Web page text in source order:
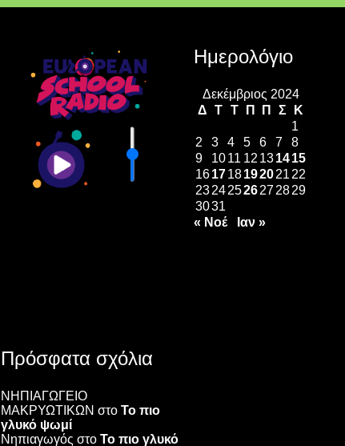
Ημερολόγιο
Δεκέμβριος 2024
Δ Τ Τ Π Π Σ
Κ
1
2
3 4 5 6 7
8
9
1011 12 131415
161718192021 22
23242526272829
3031
« Νοέ
Ιαν »
Πρόσφατα σχόλια
ΝΗΠΙΑΓΩΓΕΙΟ
ΜΑΚΡΥΩΤΙΚΩΝ στο Το πιο
γλυκό ψωμί
Νηπιαγωγός στο Το πιο γλυκό